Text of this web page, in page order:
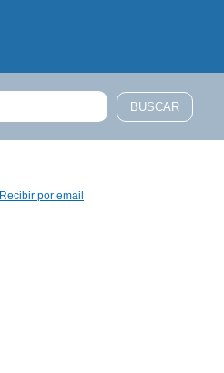
Recibir por email